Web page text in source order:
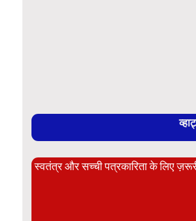
स्वतंत्र और सच्ची पत्रकारिता के लिए